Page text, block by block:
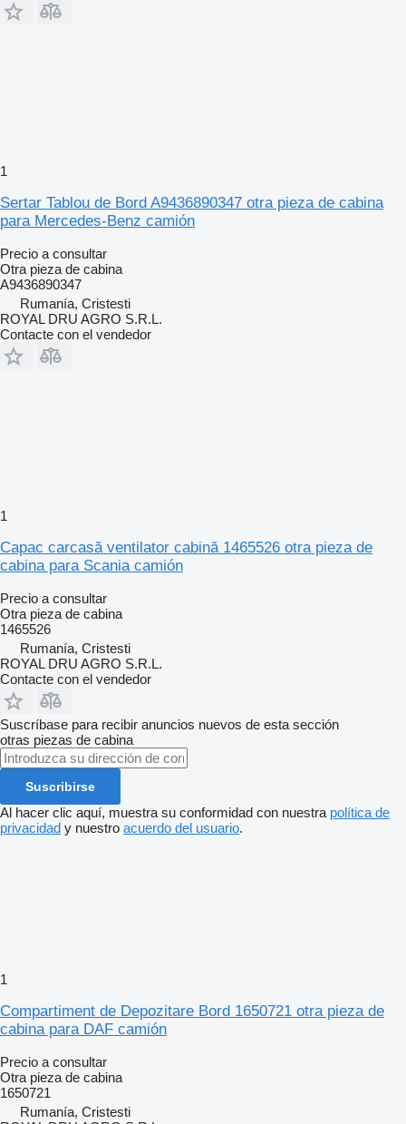
1
Sertar Tablou de Bord A9436890347 otra pieza de cabina
para Mercedes-Benz camión
Precio a consultar
Otra pieza de cabina
A9436890347
Rumanía, Cristesti
ROYAL DRU AGRO S.R.L.
Contacte con el vendedor
1
Capac carcasă ventilator cabină 1465526 otra pieza de
cabina para Scania camión
Precio a consultar
Otra pieza de cabina
1465526
Rumanía, Cristesti
ROYAL DRU AGRO S.R.L.
Contacte con el vendedor
Suscríbase para recibir anuncios nuevos de esta sección
otras piezas de cabina
Suscribirse
Al hacer clic aquí, muestra su conformidad con nuestra política de
privacidad y nuestro acuerdo del usuario.
1
Compartiment de Depozitare Bord 1650721 otra pieza de
cabina para DAF camión
Precio a consultar
Otra pieza de cabina
1650721
Rumanía, Cristesti